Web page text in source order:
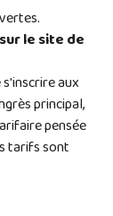
le site de
aux
principal,
pensée
tarifs sont